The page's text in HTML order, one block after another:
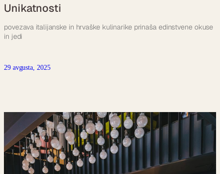
Unikatnosti
povezava italijanske in hrvaške kulinarike prinaša edinstvene okuse
in jedi
29 avgusta, 2025